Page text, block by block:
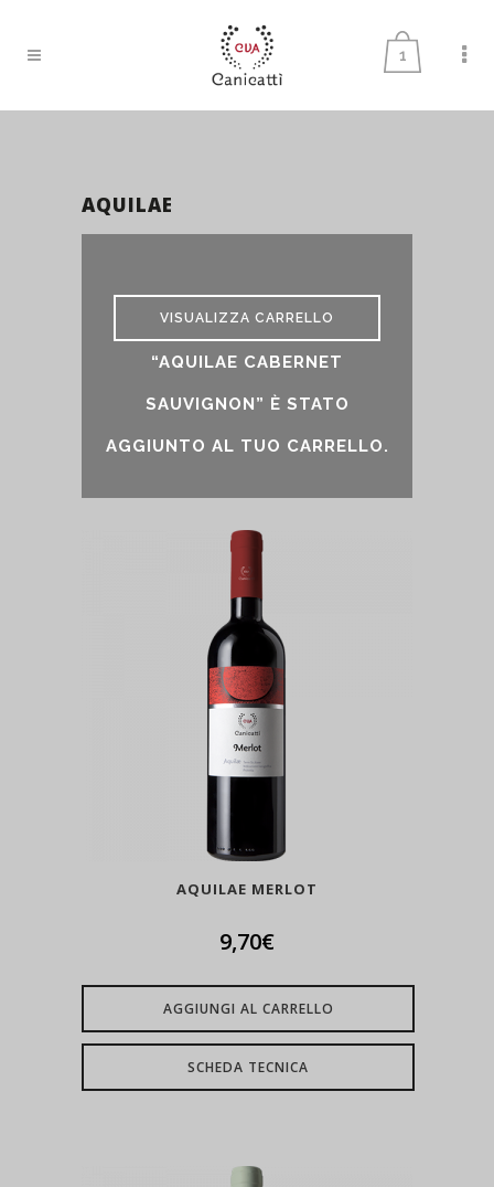
1
AQUILAE
VISUALIZZA CARRELLO
“AQUILAE CABERNET
SAUVIGNON” È STATO
AGGIUNTO AL TUO CARRELLO.
AQUILAE MERLOT
9,70€
AGGIUNGI AL CARRELLO
SCHEDA TECNICA